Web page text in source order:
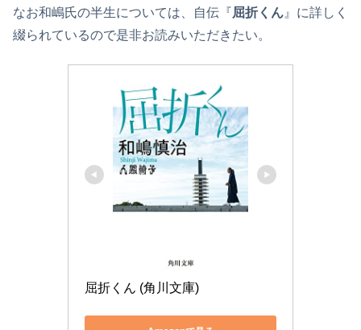
なお和嶋氏の半生については、自伝『屈折くん 』に詳しく
綴られているので是非お読みいただきたい。
屈折くん (角川文庫)